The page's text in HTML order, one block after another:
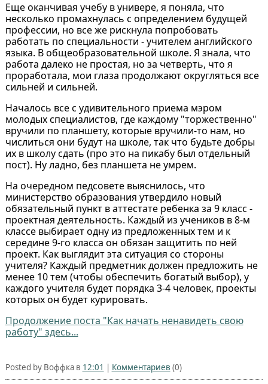
Еще оканчивая учебу в универе, я поняла, что
несколько промахнулась с определением будущей
профессии, но все же рискнула попробовать
работать по специальности - учителем английского
языка. В общеобразовательной школе. Я знала, что
работа далеко не простая, но за четверть, что я
проработала, мои глаза продолжают округляться все
сильней и сильней.
Началось все с удивительного приема мэром
молодых специалистов, где каждому "торжественно"
вручили по планшету, которые вручили-то нам, но
числиться они будут на школе, так что будьте добры
их в школу сдать (про это на пикабу был отдельный
пост). Ну ладно, без планшета не умрем.
На очередном педсовете выяснилось, что
министерство образования утвердило новый
обязательный пункт в аттестате ребенка за 9 класс -
проектная деятельность. Каждый из учеников в 8-м
классе выбирает одну из предложенных тем и к
середине 9-го класса он обязан защитить по ней
проект. Как выглядит эта ситуация со стороны
учителя? Каждый предметник должен предложить не
менее 10 тем (чтобы обеспечить богатый выбор), у
каждого учителя будет порядка 3-4 человек, проекты
которых он будет курировать.
Продолжение поста "Как начать ненавидеть свою
работу" здесь...
Posted by Воффка в 12:01 Комментариев (0)